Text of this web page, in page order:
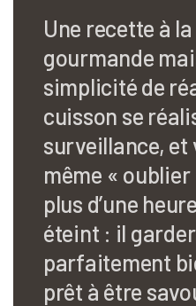
Une recette à
gourmande
simplicité de
cuisson se
surveillance, et
même «
plus d’une
éteint : il
parfaitement
prêt à être